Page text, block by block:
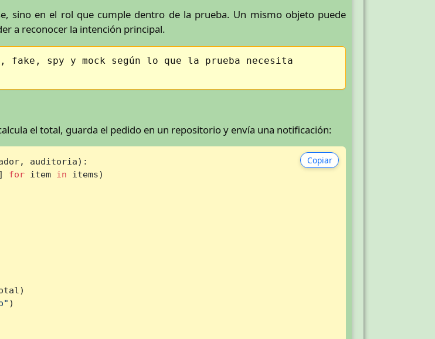
sino en el rol que cumple dentro de la prueba. Un mismo objeto puede
a reconocer la intención principal.
spy y mock según lo que la prueba necesita
el total, guarda el pedido en un repositorio y envía una notificación:
Copiar
auditoria):
] for item in items)
)